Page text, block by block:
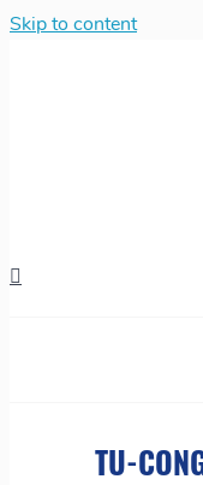
Skip to content
TU-